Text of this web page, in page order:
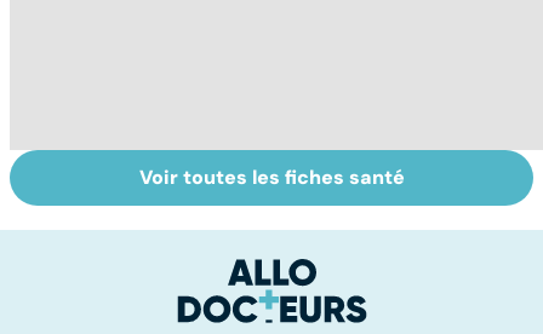
Gynéco : un suivi
pour la vie
Sexualité,
infertilité et
étroits
Voir toutes les fiches santé